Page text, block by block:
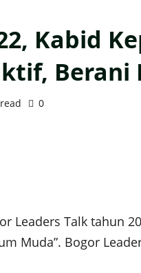
Kabid
0
Leaders Talk tahun
Muda”. Bogor